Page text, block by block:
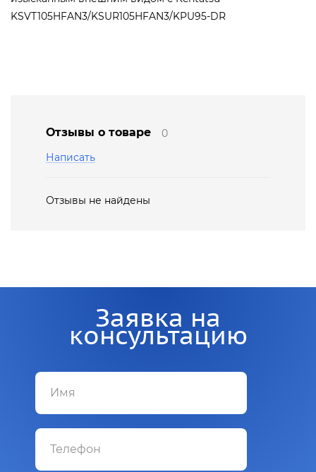
KSVT105HFAN3/KSUR105HFAN3/KPU95-DR
Отзывы о товаре
0
Написать
Отзывы не найдены
Заявка на
консультацию